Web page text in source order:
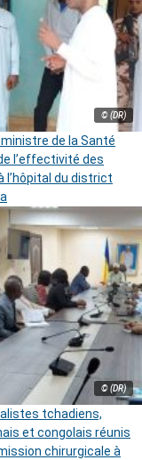
© (DR)
ministre de la Santé
l’effectivité des
l’hôpital du district
© (DR)
tchadiens,
et congolais réunis
chirurgicale à